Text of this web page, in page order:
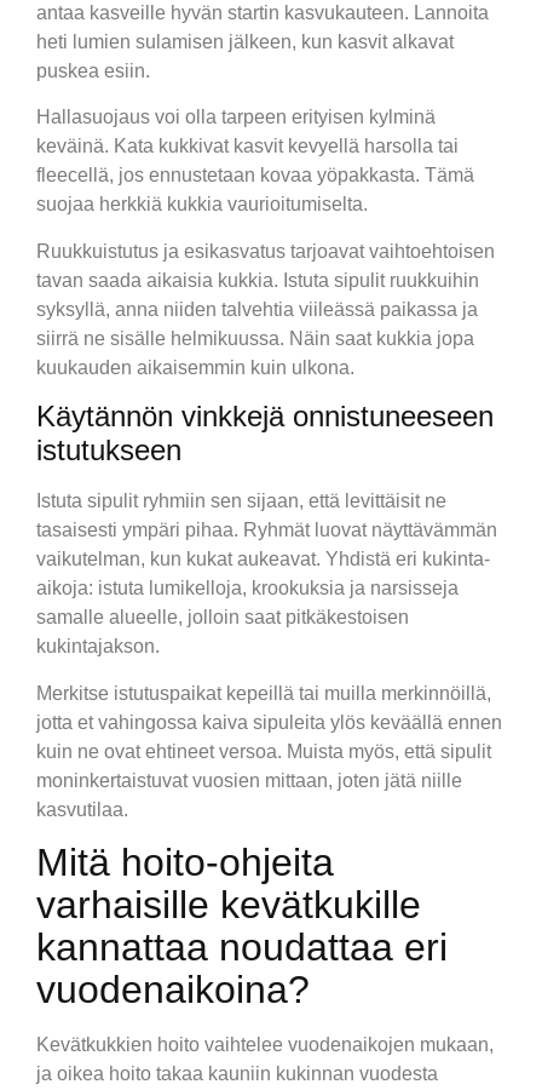
antaa kasveille hyvän startin kasvukauteen. Lannoita
heti lumien sulamisen jälkeen, kun kasvit alkavat
puskea esiin.
Hallasuojaus voi olla tarpeen erityisen kylminä
keväinä. Kata kukkivat kasvit kevyellä harsolla tai
fleecellä, jos ennustetaan kovaa yöpakkasta. Tämä
suojaa herkkiä kukkia vaurioitumiselta.
Ruukkuistutus ja esikasvatus tarjoavat vaihtoehtoisen
tavan saada aikaisia kukkia. Istuta sipulit ruukkuihin
syksyllä, anna niiden talvehtia viileässä paikassa ja
siirrä ne sisälle helmikuussa. Näin saat kukkia jopa
kuukauden aikaisemmin kuin ulkona.
Käytännön vinkkejä onnistuneeseen
istutukseen
Istuta sipulit ryhmiin sen sijaan, että levittäisit ne
tasaisesti ympäri pihaa. Ryhmät luovat näyttävämmän
vaikutelman, kun kukat aukeavat. Yhdistä eri kukinta-
aikoja: istuta lumikelloja, krookuksia ja narsisseja
samalle alueelle, jolloin saat pitkäkestoisen
kukintajakson.
Merkitse istutuspaikat kepeillä tai muilla merkinnöillä,
jotta et vahingossa kaiva sipuleita ylös keväällä ennen
kuin ne ovat ehtineet versoa. Muista myös, että sipulit
moninkertaistuvat vuosien mittaan, joten jätä niille
kasvutilaa.
Mitä hoito-ohjeita
varhaisille kevätkukille
kannattaa noudattaa eri
vuodenaikoina?
Kevätkukkien hoito vaihtelee vuodenaikojen mukaan,
ja oikea hoito takaa kauniin kukinnan vuodesta